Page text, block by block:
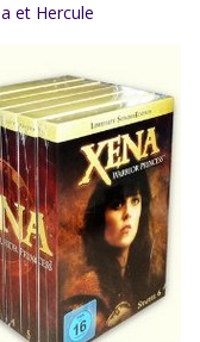
BUTCHER)
et Hercule